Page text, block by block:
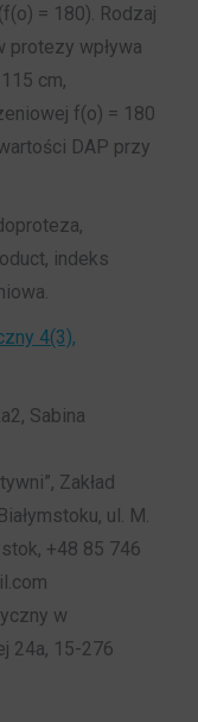
= 180). Rodzaj
protezy wpływa
cm,
f(o) = 180
DAP przy
indeks
4(3),
Sabina
Zakład
ul. M.
+48 85 746
w
24a, 15-276